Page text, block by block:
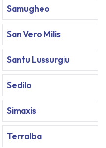
Samugheo
San Vero Milis
Santu Lussurgiu
Sedilo
Simaxis
Terralba